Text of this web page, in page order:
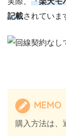
記載されていま
MEMO
購入方法は、